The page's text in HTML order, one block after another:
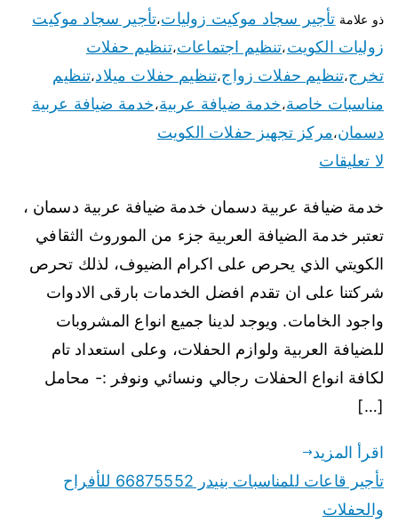
ذو علامة تأجير سجاد موكيت زوليات،تأجير سجاد موكيت
زوليات الكويت،تنظيم اجتماعات،تنظيم حفلات
تخرج،تنظيم حفلات زواج،تنظيم حفلات ميلاد،تنظيم
مناسبات خاصة،خدمة ضيافة عربية،خدمة ضيافة عربية
دسمان،مركز تجهيز حفلات الكويت
لا تعليقات
خدمة ضيافة عربية دسمان خدمة ضيافة عربية دسمان ،
تعتبر خدمة الضيافة العربية جزء من الموروث الثقافي
الكويتي الذي يحرص على اكرام الضيوف، لذلك تحرص
شركتنا على ان تقدم افضل الخدمات بارقى الادوات
واجود الخامات. ويوجد لدينا جميع انواع المشروبات
للضيافة العربية ولوازم الحفلات، وعلى استعداد تام
لكافة انواع الحفلات رجالي ونسائي ونوفر :- محامل
[…]
اقرأ المزيد
تأجير قاعات للمناسبات بنيدر 66875552 للأفراح
والحفلات